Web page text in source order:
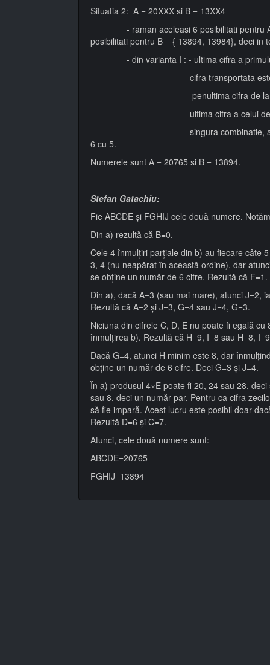
Situatia 2: A = 20XXX si B = 13XX4
- raman aceleasi 6 posibilitati pentru A =
posibilitati pentru B = { 13894, 13984}, deci in
- din varianta I : - ultima cifra a primului
- cifra transportata este in
- penultima cifra de la primul
- ultima cifra a celui de-al doilea
- singura combinatie, astfel incat
6 cu 5.
Numerele sunt A = 20765 si B = 13894.
Stefan Gatachiu:
Fie ABCDE și FGHIJ cele două numere.
Din a) rezultă că B=0.
Cele 4 înmulțiri parțiale din b) au fiecare câte
3, 4 (nu neapărat în această ordine), dar
se obține un număr de 6 cifre. Rezultă că F=1.
Din a), dacă A=3 (sau mai mare), atunci J=2,
Rezultă că A=2 și J=3, G=4 sau J=4, G=3.
Niciuna din cifrele C, D, E nu poate fi egală
înmulțirea b). Rezultă că H=9, I=8 sau H=8,
Dacă G=4, atunci H minim este 8, dar
obține un număr de 6 cifre. Deci G=3 și J=4.
În a) produsul 4×E poate fi 20, 24 sau 28,
sau 8, deci un număr par. Pentru ca cifra
să fie impară. Acest lucru este posibil doar
Rezultă D=6 și C=7.
Atunci, cele două numere sunt:
ABCDE=20765
FGHIJ=13894